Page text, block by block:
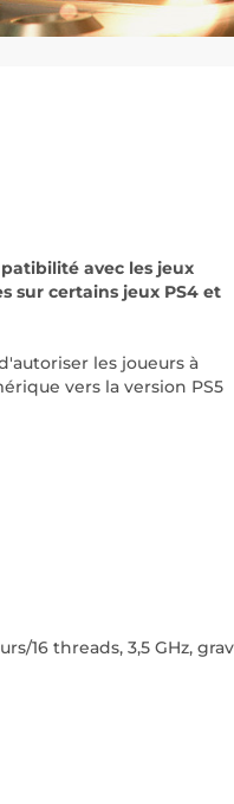
avec les jeux
sur certains jeux PS4 et
les joueurs à
vers la version PS5
16 threads, 3,5 GHz,